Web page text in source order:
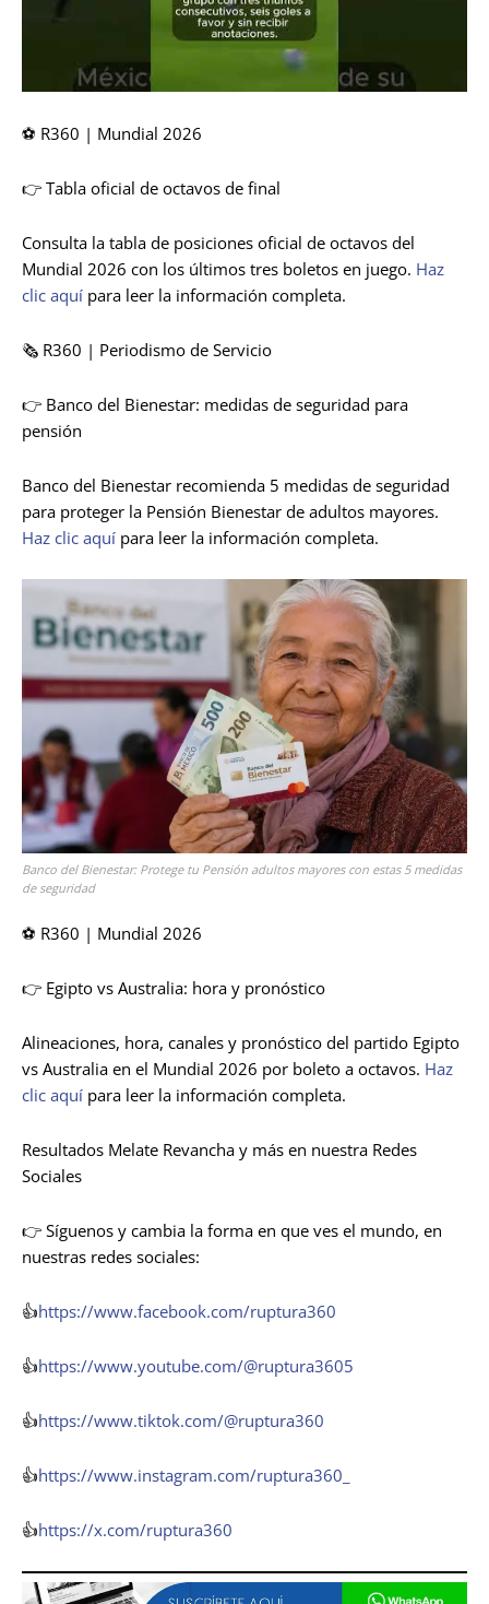
⚽ R360 | Mundial 2026
👉 Tabla oficial de octavos de final
Consulta la tabla de posiciones oficial de octavos del
Mundial 2026 con los últimos tres boletos en juego. Haz
clic aquí para leer la información completa.
🗞️ R360 | Periodismo de Servicio
👉 Banco del Bienestar: medidas de seguridad para
pensión
Banco del Bienestar recomienda 5 medidas de seguridad
para proteger la Pensión Bienestar de adultos mayores.
Haz clic aquí para leer la información completa.
Banco del Bienestar: Protege tu Pensión adultos mayores con estas 5 medidas
de seguridad
⚽ R360 | Mundial 2026
👉 Egipto vs Australia: hora y pronóstico
Alineaciones, hora, canales y pronóstico del partido Egipto
vs Australia en el Mundial 2026 por boleto a octavos. Haz
clic aquí para leer la información completa.
Resultados Melate Revancha y más en nuestra Redes
Sociales
👉 Síguenos y cambia la forma en que ves el mundo, en
nuestras redes sociales:
👍https://www.facebook.com/ruptura360
👍https://www.youtube.com/@ruptura3605
👍https://www.tiktok.com/@ruptura360
👍https://www.instagram.com/ruptura360_
👍https://x.com/ruptura360